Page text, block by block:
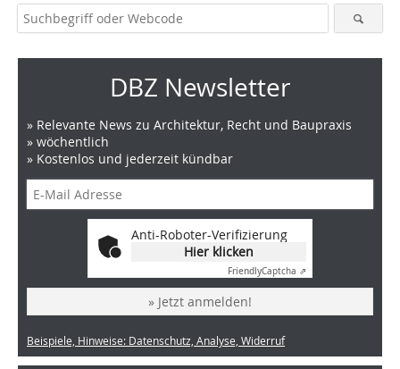
DBZ Newsletter
» Relevante News zu Architektur, Recht und Baupraxis
» wöchentlich
» Kostenlos und jederzeit kündbar
Anti-Roboter-Verifizierung
Hier klicken
FriendlyCaptcha ⇗
» Jetzt anmelden!
Beispiele, Hinweise: Datenschutz, Analyse, Widerruf